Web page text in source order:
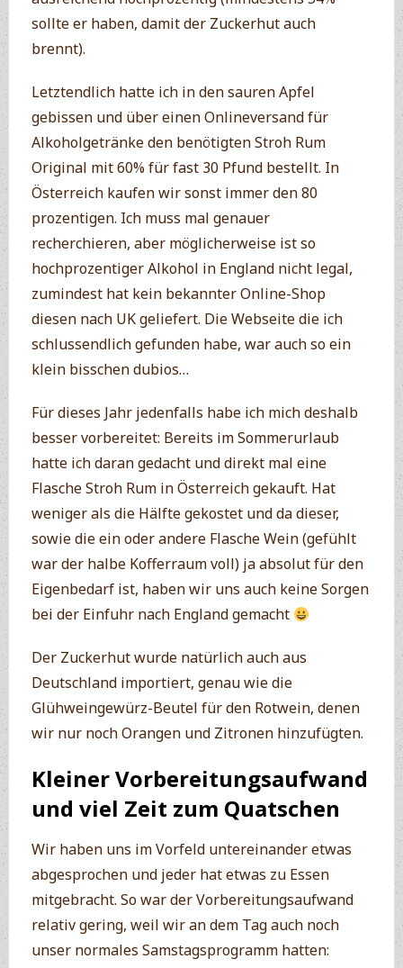
sollte er haben, damit der Zuckerhut auch
brennt).
Letztendlich hatte ich in den sauren Apfel
gebissen und über einen Onlineversand für
Alkoholgetränke den benötigten Stroh Rum
Original mit 60%für fast 30 Pfund bestellt. In
Österreich kaufen wir sonst immer den 80
prozentigen. Ich muss mal genauer
recherchieren, aber möglicherweise ist so
hochprozentiger Alkohol in England nicht legal,
zumindest hat kein bekannter Online-Shop
diesen nach UK geliefert. Die Webseite die ich
schlussendlich gefunden habe, war auch so ein
klein bisschen dubios…
Für dieses Jahr jedenfalls habe ich mich deshalb
besser vorbereitet: Bereits im Sommerurlaub
hatte ich daran gedacht und direkt mal eine
Flasche Stroh Rum in Österreich gekauft. Hat
weniger als die Hälfte gekostet und da dieser,
sowie die ein oder andere Flasche Wein (gefühlt
war der halbe Kofferraum voll) ja absolut für den
Eigenbedarf ist, haben wir uns auch keine Sorgen
bei der Einfuhr nach England gemacht
Der Zuckerhut wurde natürlich auch aus
Deutschland importiert, genau wie die
Glühweingewürz-Beutel für den Rotwein, denen
wir nur noch Orangen und Zitronen hinzufügten.
Kleiner Vorbereitungsaufwand
und viel Zeit zum Quatschen
Wir haben uns im Vorfeld untereinander etwas
abgesprochen und jeder hat etwas zu Essen
mitgebracht. So war der Vorbereitungsaufwand
relativ gering, weil wir an dem Tag auch noch
unser normales Samstagsprogramm hatten: